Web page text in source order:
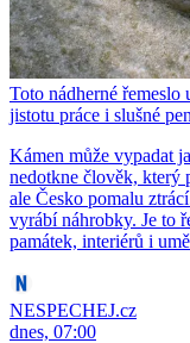
Toto nádherné
jistotu práce i slušné
Kámen může vypadat
nedotkne člověk, který
ale Česko pomalu
vyrábí náhrobky. Je to
památek, interiérů i
NESPECHEJ.cz
dnes, 07:00